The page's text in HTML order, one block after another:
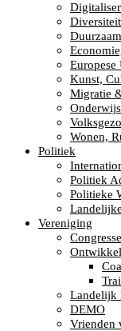
Europese
Kunst,
Migratie
Wonen,
Politiek
Politiek
Politieke
Vereniging
Landelijk
DEMO
Vrienden